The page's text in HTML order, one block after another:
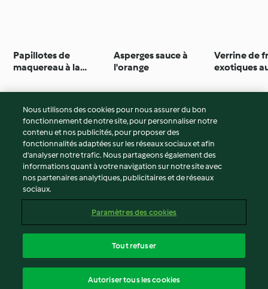
Papillotes de
maquereau à la
Asperges sauce à
l'orange
Verrine de
exotiques
© Copyright 2026
Conditions d'utilisation
Politique de confidentialité
Non-responsabilité
Mentions légales
Contenu du rapport
Déclaration d'accessibilité
Nous utilisons des cookies pour nous assurer du bon
fonctionnement de notre site, pour personnaliser notre
contenu et nos publicités, pour proposer des
fonctionnalités adaptées sur les réseaux sociaux et afin
d’analyser notre trafic. Nous partageons également des
informations quant à votre navigation sur notre site avec
nos partenaires analytiques, publicitaires et de réseaux
sociaux.
Paramètres des cookies
Tout refuser
Autoriser tous les cookies